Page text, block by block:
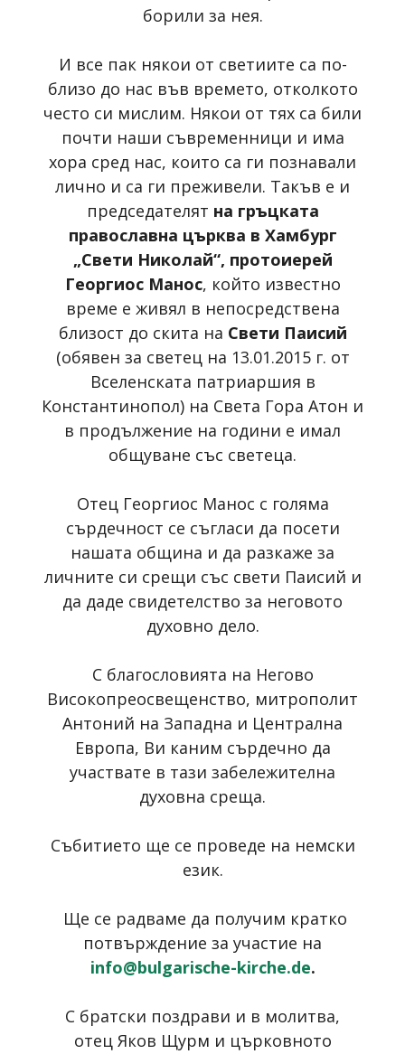
борили за нея.
И все пак някои от светиите са по-
близо до нас във времето, отколкото
често си мислим. Някои от тях са били
почти наши съвременници и има
хора сред нас, които са ги познавали
лично и са ги преживели. Такъв е и
председателят на гръцката
православна църква в Хамбург
„Свети Николай“, протоиерей
Георгиос Манос, който известно
време е живял в непосредствена
близост до скита на Свети Паисий
(обявен за светец на 13.01.2015 г. от
Вселенската патриаршия в
Константинопол) на Света Гора Атон и
в продължение на години е имал
общуване със светеца.
Отец Георгиос Манос с голяма
сърдечност се съгласи да посети
нашата община и да разкаже за
личните си срещи със свети Паисий и
да даде свидетелство за неговото
духовно дело.
С благословията на Негово
Високопреосвещенство, митрополит
Антоний на Западна и Централна
Европа, Ви каним сърдечно да
участвате в тази забележителна
духовна среща.
Събитието ще се проведе на немски
език.
Ще се радваме да получим кратко
потвърждение за участие на
info@bulgarische-kirche.de.
С братски поздрави и в молитва,
отец Яков Щурм и църковното